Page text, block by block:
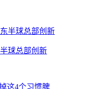
球总部创新